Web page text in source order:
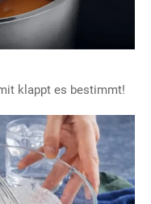
klappt es bestimmt!